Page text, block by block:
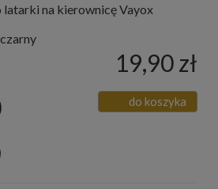
na kierownicę Vayox
19,90 zł
do koszyka